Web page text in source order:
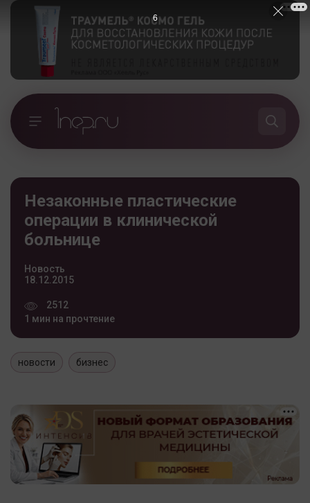
Незаконные пластические
операции в клинической
больнице
Новость
18.12.2015
2512
1 мин на прочтение
новости бизнес
5